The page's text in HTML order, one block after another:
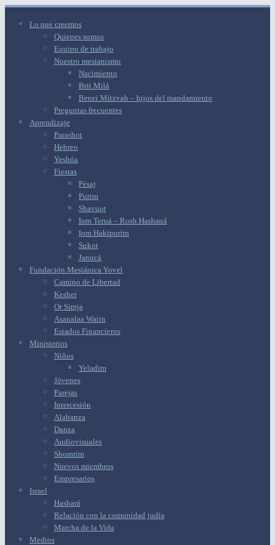
Lo que creemos
Quienes somos
Equipo de trabajo
Nuestro mesianismo
Nacimiento
Brit Milá
Benei Mitzvah – hijos del mandamiento
Preguntas frecuentes
Aprendizaje
Parashot
Hebreo
Yeshúa
Fiestas
Pésaj
Purim
Shavuot
Iom Teruá – Rosh Hashaná
Iom Hakipurím
Sukot
Janucá
Fundación Mesiánica Yovel
Camino de Libertad
Kesher
Or Simja
Asanalaa Waiin
Estados Financieros
Ministerios
Niños
Yeladim
Jóvenes
Parejas
Intercesión
Alabanza
Danza
Audiovisuales
Shomrim
Nuevos miembros
Empresarios
Israel
Hasbará
Relación con la comunidad judía
Marcha de la Vida
Medios